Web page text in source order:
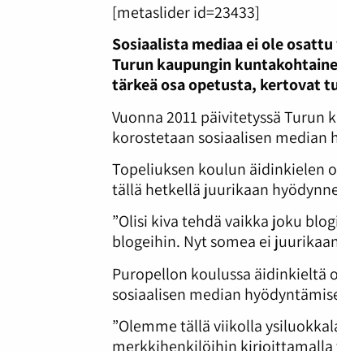
[metaslider id=23433]
Sosiaalista mediaa ei ole
Turun kaupungin
tärkeä osa opetusta, kertovat
Vuonna 2011 päivitetyssä
korostetaan sosiaalisen
Topeliuksen koulun äidinkielen
tällä hetkellä juurikaan
”Olisi kiva tehdä vaikka joku
blogeihin. Nyt somea ei
Puropellon koulussa äidinkieltä
sosiaalisen median
”Olemme tällä viikolla
merkkihenkilöihin kirjoittamalla